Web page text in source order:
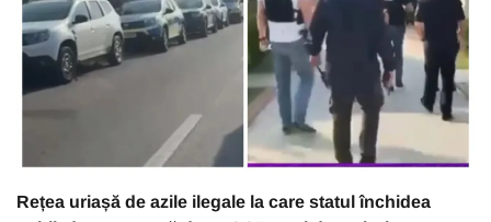
Rețea uriașă de azile ilegale la care statul închidea